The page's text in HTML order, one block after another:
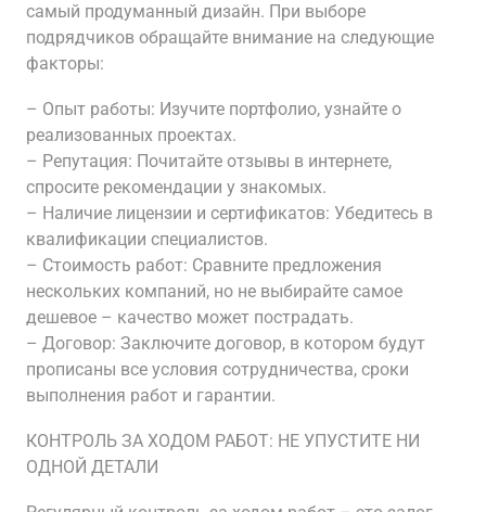
самый продуманный дизайн. При выборе
подрядчиков обращайте внимание на следующие
факторы:
– Опыт работы: Изучите портфолио, узнайте о
реализованных проектах.
– Репутация: Почитайте отзывы в интернете,
спросите рекомендации у знакомых.
– Наличие лицензии и сертификатов: Убедитесь в
квалификации специалистов.
– Стоимость работ: Сравните предложения
нескольких компаний, но не выбирайте самое
дешевое – качество может пострадать.
– Договор: Заключите договор, в котором будут
прописаны все условия сотрудничества, сроки
выполнения работ и гарантии.
КОНТРОЛЬ ЗА ХОДОМ РАБОТ: НЕ УПУСТИТЕ НИ
ОДНОЙ ДЕТАЛИ